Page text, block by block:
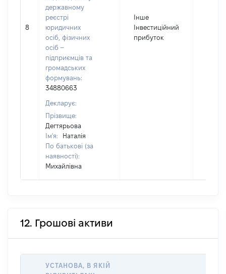
8
державному
реєстрі
юридичних
осіб, фізичних
осіб –
підприємців та
громадських
формувань:
34880663
Декларує:
Прізвище:
Дегтярьова
Ім'я:
Наталія
По батькові (за
наявності):
Михайлівна
Інше
Інвестиційний
прибуток
12. Грошові активи
УСТАНОВА, В ЯКІЙ